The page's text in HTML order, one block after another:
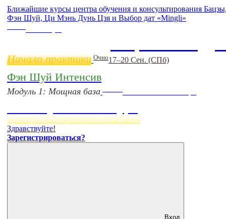
Ближайшие курсы центра обучения и консультирования
Фэн Шуй, Ци Мэнь Дунь Цзя и Выбор дат «Mingli»
Начало практики Очно17–20 Сен. (СПб)
Фэн Шуй Интенсив
Модуль 1: Мощная база
пространство, работающее на вас
Здравствуйте!
Зарегистрироваться?
Вход